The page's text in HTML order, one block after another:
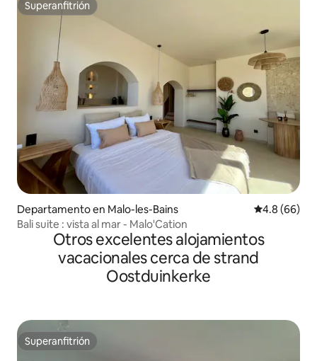
Superanfitrión
Superanfitrión
Departamento en Malo-les-Bains Calificación
4.8 (66)
Bali suite : vista al mar - Malo'Cation
Otros excelentes alojamientos
vacacionales cerca de strand
Oostduinkerke
Superanfitrión
Superanfitrión